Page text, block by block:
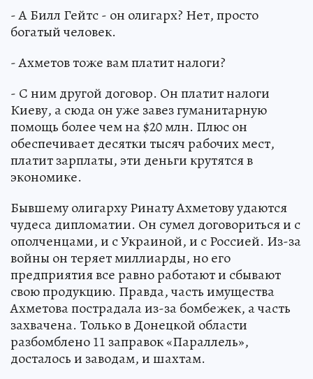
- А Билл Гейтс - он олигарх? Нет, просто
богатый человек.
- Ахметов тоже вам платит налоги?
- С ним другой договор. Он платит налоги
Киеву, а сюда он уже завез гуманитарную
помощь более чем на $20 млн. Плюс он
обеспечивает десятки тысяч рабочих мест,
платит зарплаты, эти деньги крутятся в
экономике.
Бывшему олигарху Ринату Ахметову удаются
чудеса дипломатии. Он сумел договориться и с
ополченцами, и с Украиной, и с Россией. Из-за
войны он теряет миллиарды, но его
предприятия все равно работают и сбывают
свою продукцию. Правда, часть имущества
Ахметова пострадала из-за бомбежек, а часть
захвачена. Только в Донецкой области
разбомблено 11 заправок «Параллель»,
досталось и заводам, и шахтам.